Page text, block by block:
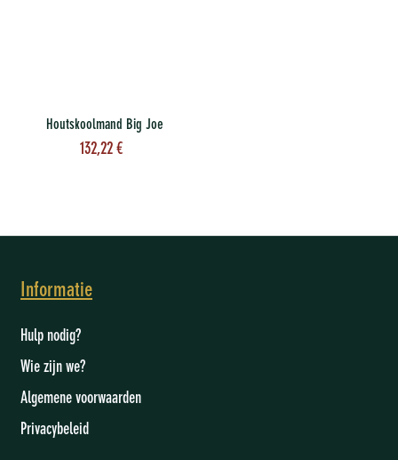
Houtskoolmand Big Joe
132,22€
Informatie
Hulp nodig?
Wie zijn we?
Algemene voorwaarden
Privacybeleid